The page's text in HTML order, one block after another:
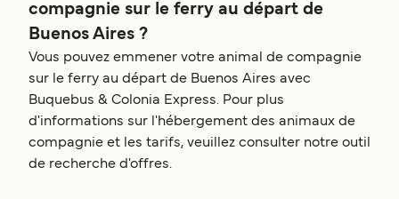
compagnie sur le ferry au départ de
Buenos Aires ?
Vous pouvez emmener votre animal de compagnie
sur le ferry au départ de Buenos Aires avec
Buquebus & Colonia Express. Pour plus
d'informations sur l'hébergement des animaux de
compagnie et les tarifs, veuillez consulter notre outil
de recherche d'offres.